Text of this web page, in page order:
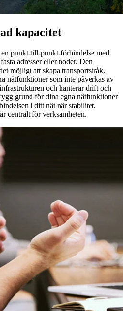
kapacitet
en punkt‑till‑punkt‑förbindelse med
adresser eller noder. Den
möjligt att skapa transportstråk,
nätfunktioner som inte påverkas av
och hanterar drift och
grund för dina egna nätfunktioner
i ditt nät när stabilitet,
centralt för verksamheten.